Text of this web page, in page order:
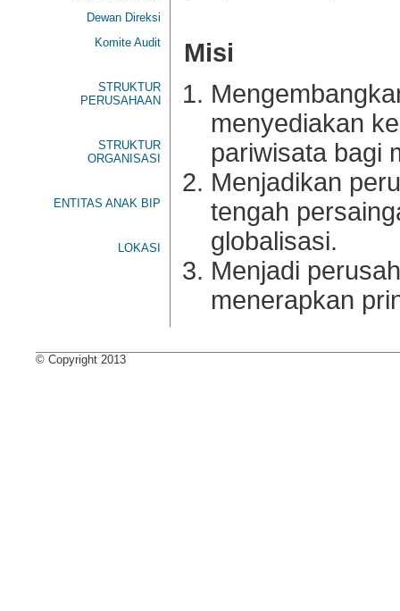
Dewan Direksi
Komite Audit
STRUKTUR
PERUSAHAAN
STRUKTUR
ORGANISASI
ENTITAS ANAK BIP
LOKASI
Misi
menyediakan
pariwisata bagi
Menjadikan
tengah
globalisasi.
Menjadi
menerapkan
© Copyright 2013